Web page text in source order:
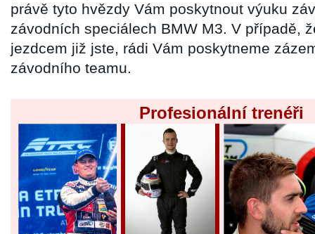
právě tyto hvězdy Vám poskytnout výuku
závodních speciálech BMW M3. V případě,
jezdcem již jste, rádi Vám poskytneme
závodního teamu.
Profesionální trenéři